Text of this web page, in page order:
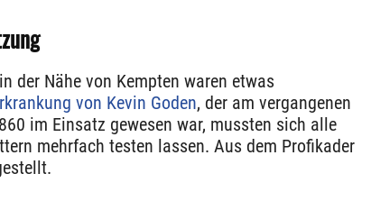
der Nähe von Kempten waren etwas
von Kevin Goden, der am vergangenen
im Einsatz gewesen war, mussten sich alle
mehrfach testen lassen. Aus dem Profikader